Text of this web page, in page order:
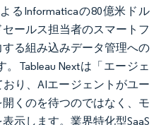
るInformaticaの80億米ドル
ールス担当者のスマートフ
る組み込みデータ管理への
Tableau Nextは「エージェ
り、AIエージェントがユー
くのを待つのではなく、モ
示します。業界特化型SaaS